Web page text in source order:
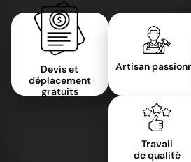
Devis et
déplacement
gratuits
Artisan
Travail
de qualité